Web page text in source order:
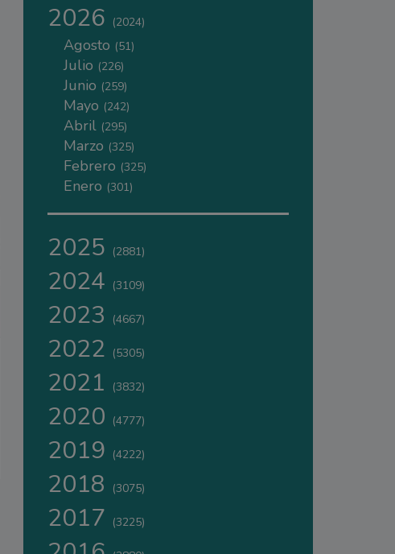
2026 (2024)
Agosto (51)
Julio (226)
Junio (259)
Mayo (242)
Abril (295)
Marzo (325)
Febrero (325)
Enero (301)
2025 (2881)
2024 (3109)
2023 (4667)
2022 (5305)
2021 (3832)
2020 (4777)
2019 (4222)
2018 (3075)
2017 (3225)